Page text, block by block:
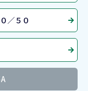
／５０